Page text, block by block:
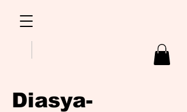
Diasya-